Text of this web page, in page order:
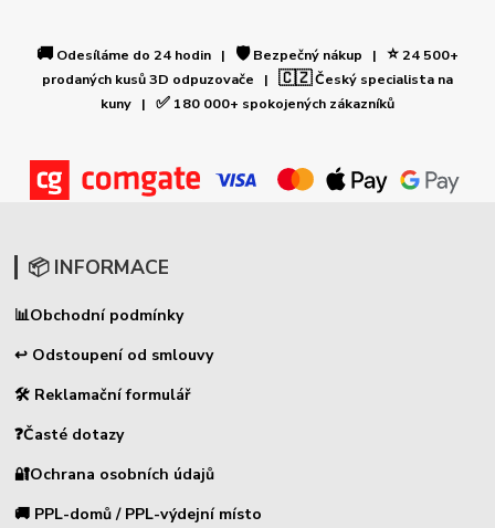
🚚 Odesíláme do 24 hodin | 🛡️Bezpečný nákup | ⭐24 500+
prodaných kusů 3D odpuzovače | 🇨🇿Český specialista na
kuny | ✅ 180 000+ spokojených zákazníků
📦 INFORMACE
📊Obchodní podmínky
↩ Odstoupení od smlouvy
🛠 Reklamační formulář
❓Časté dotazy
🔐Ochrana osobních údajů
🚚 PPL-domů / PPL-výdejní místo